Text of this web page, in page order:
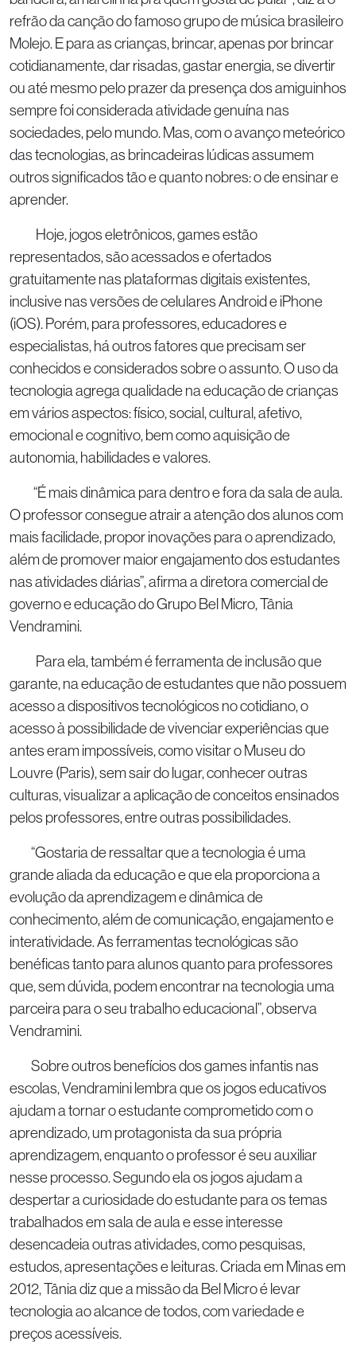
refrão da canção do famoso grupo de música brasileiro
Molejo. E para as crianças, brincar, apenas por brincar
cotidianamente, dar risadas, gastar energia, se divertir
ou até mesmo pelo prazer da presença dos amiguinhos
sempre foi considerada atividade genuína nas
sociedades, pelo mundo. Mas, com o avanço meteórico
das tecnologias, as brincadeiras lúdicas assumem
outros significados tão e quanto nobres: o de ensinar e
aprender.
Hoje, jogos eletrônicos, games estão
representados, são acessados e ofertados
gratuitamente nas plataformas digitais existentes,
inclusive nas versões de celulares Android e iPhone
(iOS). Porém, para professores, educadores e
especialistas, há outros fatores que precisam ser
conhecidos e considerados sobre o assunto. O uso da
tecnologia agrega qualidade na educação de crianças
em vários aspectos: físico, social, cultural, afetivo,
emocional e cognitivo, bem como aquisição de
autonomia, habilidades e valores.
“É mais dinâmica para dentro e fora da sala de aula.
O professor consegue atrair a atenção dos alunos com
mais facilidade, propor inovações para o aprendizado,
além de promover maior engajamento dos estudantes
nas atividades diárias”, afirma a diretora comercial de
governo e educação do Grupo Bel Micro, Tânia
Vendramini.
Para ela, também é ferramenta de inclusão que
garante, na educação de estudantes que não possuem
acesso a dispositivos tecnológicos no cotidiano, o
acesso à possibilidade de vivenciar experiências que
antes eram impossíveis, como visitar o Museu do
Louvre (Paris), sem sair do lugar, conhecer outras
culturas, visualizar a aplicação de conceitos ensinados
pelos professores, entre outras possibilidades.
“Gostaria de ressaltar que a tecnologia é uma
grande aliada da educação e que ela proporciona a
evolução da aprendizagem e dinâmica de
conhecimento, além de comunicação, engajamento e
interatividade. As ferramentas tecnológicas são
benéficas tanto para alunos quanto para professores
que, sem dúvida, podem encontrar na tecnologia uma
parceira para o seu trabalho educacional”, observa
Vendramini.
Sobre outros benefícios dos games infantis nas
escolas, Vendramini lembra que os jogos educativos
ajudam a tornar o estudante comprometido com o
aprendizado, um protagonista da sua própria
aprendizagem, enquanto o professor é seu auxiliar
nesse processo. Segundo ela os jogos ajudam a
despertar a curiosidade do estudante para os temas
trabalhados em sala de aula e esse interesse
desencadeia outras atividades, como pesquisas,
estudos, apresentações e leituras. Criada em Minas em
2012, Tânia diz que a missão da Bel Micro é levar
tecnologia ao alcance de todos, com variedade e
preços acessíveis.